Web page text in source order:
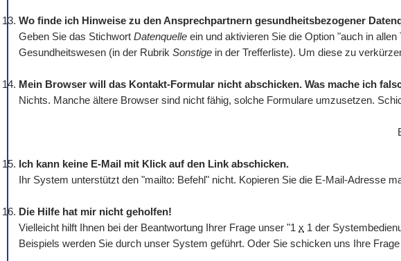
Wo finde ich Hinweise zu den Ansprechpartnern gesundheitsbezogener
Geben Sie das Stichwort Datenquelle ein und aktivieren Sie die Option "auch in
Gesundheitswesen (in der Rubrik Sonstige in der Trefferliste). Um diese zu
Mein Browser will das Kontakt-Formular nicht abschicken. Was mache ich
Nichts. Manche ältere Browser sind nicht fähig, solche Formulare umzusetzen.
Ich kann keine E-Mail mit Klick auf den Link abschicken.
Ihr System unterstützt den "mailto: Befehl" nicht. Kopieren Sie die E-Mail-Adresse
Die Hilfe hat mir nicht geholfen!
Vielleicht hilft Ihnen bei der Beantwortung Ihrer Frage unser "1 x 1 der
Beispiels werden Sie durch unser System geführt. Oder Sie schicken uns Ihre